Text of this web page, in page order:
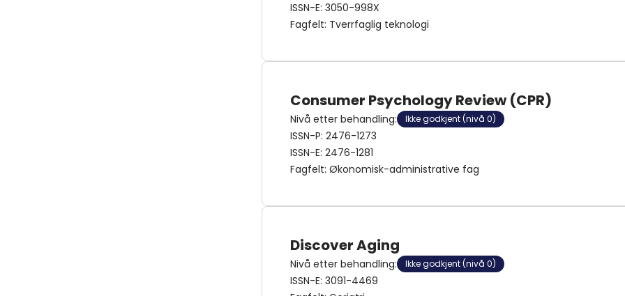
ISSN-E: 3050-998X
Fagfelt: Tverrfaglig teknologi
Consumer Psychology Review (CPR)
Nivå etter behandling: Ikke godkjent (nivå 0)
ISSN-P: 2476-1273
ISSN-E: 2476-1281
Fagfelt: Økonomisk-administrative fag
Discover Aging
Nivå etter behandling: Ikke godkjent (nivå 0)
ISSN-E: 3091-4469